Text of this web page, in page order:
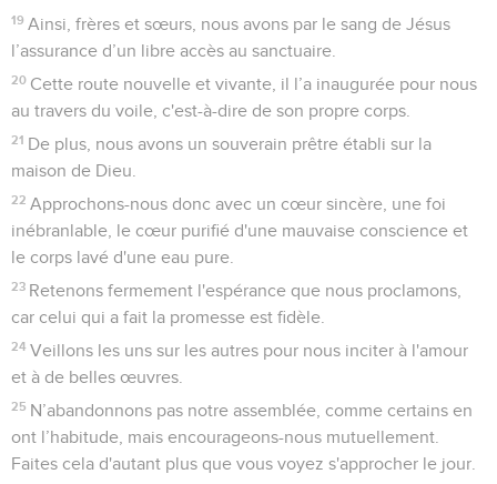
19 Ainsi, frères et sœurs, nous avons par le sang de Jésus
l’assurance d’un libre accès au sanctuaire.
20 Cette route nouvelle et vivante, il l’a inaugurée pour nous
au travers du voile, c'est-à-dire de son propre corps.
21 De plus, nous avons un souverain prêtre établi sur la
maison de Dieu.
22 Approchons-nous donc avec un cœur sincère, une foi
inébranlable, le cœur purifié d'une mauvaise conscience et
le corps lavé d'une eau pure.
23 Retenons fermement l'espérance que nous proclamons,
car celui qui a fait la promesse est fidèle.
24 Veillons les uns sur les autres pour nous inciter à l'amour
et à de belles œuvres.
25 N’abandonnons pas notre assemblée, comme certains en
ont l’habitude, mais encourageons-nous mutuellement.
Faites cela d'autant plus que vous voyez s'approcher le jour.